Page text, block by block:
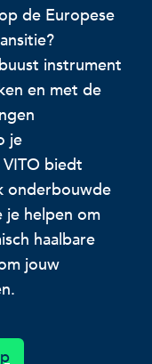
projecten
hoe we jou helpen
voor jouw
domeinen
en updates
hoe VITO je kan
VITO
en projectupdates
over onderzoek
de Europese
instrument
en met de
je
biedt
onderbouwde
helpen om
haalbare
jouw